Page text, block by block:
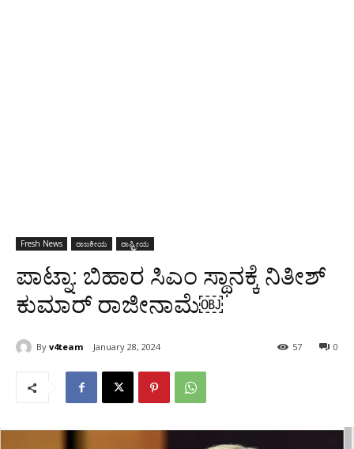
Fresh News ರಾಜಕೀಯ ರಾಷ್ಟ್ರೀಯ
ಪಾಟ್ನಾ: ಬಿಹಾರ ಸಿಎಂ ಸ್ಥಾನಕ್ಕೆ ನಿತೀಶ್‌
ಕುಮಾರ್‌ ರಾಜೀನಾಮೆ￼
By v4team January 28, 2024 0
57